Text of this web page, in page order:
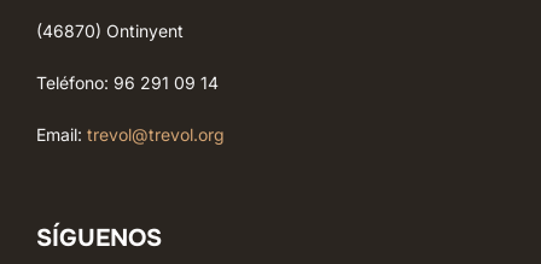
(46870) Ontinyent
Teléfono: 96 291 09 14
Email: trevol@trevol.org
SÍGUENOS